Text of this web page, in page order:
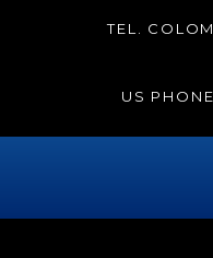
TEL.
US